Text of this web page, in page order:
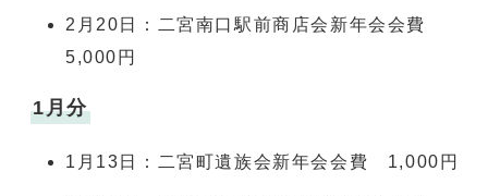
2月20日：二宮南口駅前商店会新年会会費
5,000円
1月分
1月13日：二宮町遺族会新年会会費 1,000円